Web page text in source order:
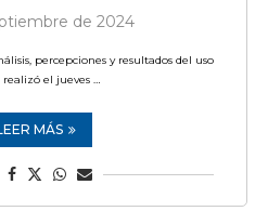
de 2024
percepciones y resultados del uso
realizó el jueves …
MÁS